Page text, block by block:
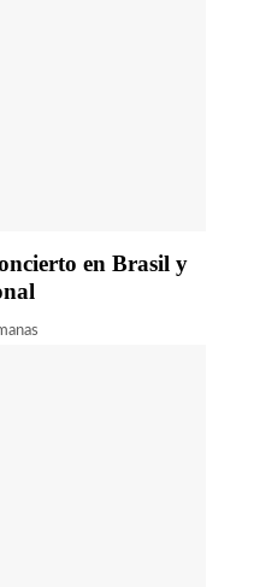
en Brasil y